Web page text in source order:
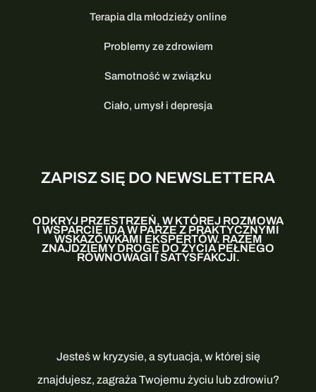
Terapia dla młodzieży online
Problemy ze zdrowiem
Samotność w związku
Ciało, umysł i depresja
ZAPISZ SIĘ DO NEWSLETTERA
ODKRYJ PRZESTRZEŃ, W KTÓREJ ROZMOWA
I WSPARCIE IDĄ W PARZE Z PRAKTYCZNYMI
WSKAZÓWKAMI EKSPERTÓW. RAZEM
ZNAJDZIEMY DROGĘ DO ŻYCIA PEŁNEGO
RÓWNOWAGI I SATYSFAKCJI.
Jesteś w kryzysie, a sytuacja, w której się
znajdujesz, zagraża Twojemu życiu lub zdrowiu?